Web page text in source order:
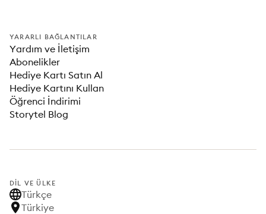
YARARLI BAĞLANTILAR
Yardım ve İletişim
Abonelikler
Hediye Kartı Satın Al
Hediye Kartını Kullan
Öğrenci İndirimi
Storytel Blog
DIL VE ÜLKE
Türkçe
Türkiye